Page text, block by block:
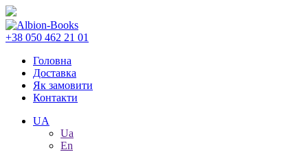
+38 050 462 21 01
Головна
Доставка
Як замовити
Контакти
UA
Ua
En